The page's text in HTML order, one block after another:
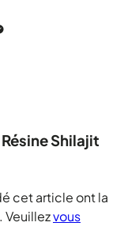
Shilajit
cet article ont la
Veuillezvous